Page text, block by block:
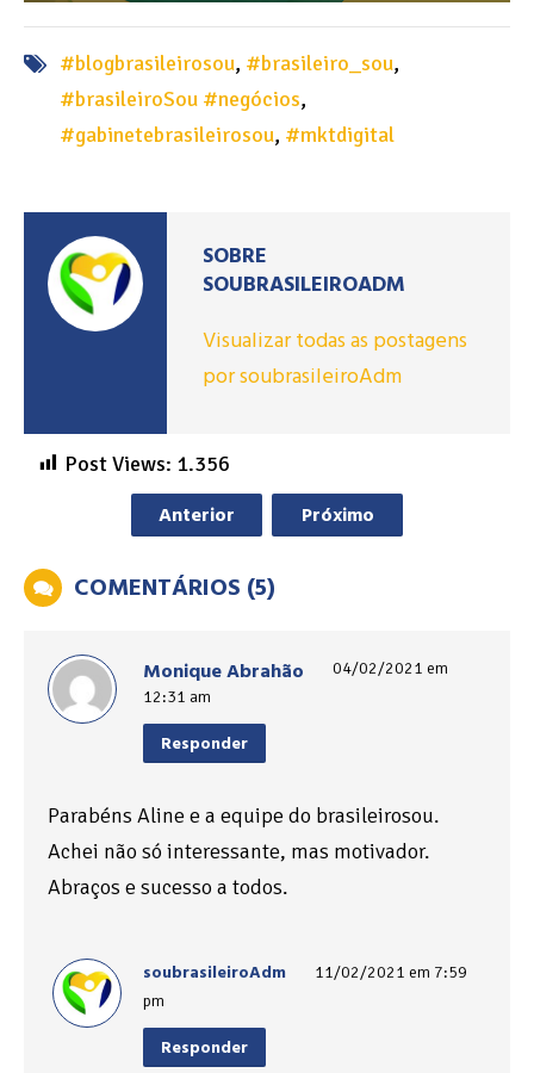
Post Views: 1.356
#blogbrasileirosou, #brasileiro_sou,
#brasileiroSou #negócios,
#gabinetebrasileirosou, #mktdigital
SOBRE
SOUBRASILEIROADM
Visualizar todas as postagens
por soubrasileiroAdm
Anterior Próximo
COMENTÁRIOS (5)
Monique Abrahão
04/02/2021 em
12:31 am
Responder
Parabéns Aline e a equipe do brasileirosou.
Achei não só interessante, mas motivador.
Abraços e sucesso a todos.
soubrasileiroAdm
11/02/2021 em 7:59
pm
Responder